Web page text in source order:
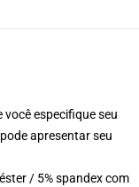
especifique seu
apresentar seu
/ 5% spandex com